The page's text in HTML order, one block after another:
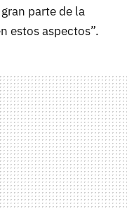
parte de la
estos aspectos”.